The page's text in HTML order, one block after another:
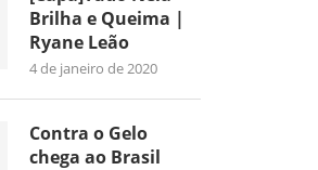
Brilha e Queima |
Ryane Leão
4 de janeiro de 2020
Contra o Gelo
chega ao Brasil